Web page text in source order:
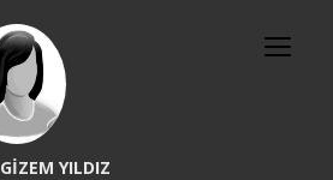
YILDIZ